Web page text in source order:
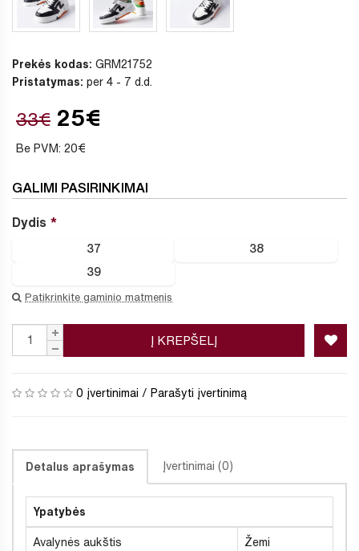
Prekės kodas: GRM21752
Pristatymas: per 4 - 7 d.d.
33€ 25€
Be PVM: 20€
GALIMI PASIRINKIMAI
Dydis
37 38
39
Patikrinkite gaminio matmenis
Į KREPŠELĮ
0 įvertinimai / Parašyti įvertinimą
Detalus aprašymas Įvertinimai (0)
Ypatybės
Avalynės aukštis Žemi